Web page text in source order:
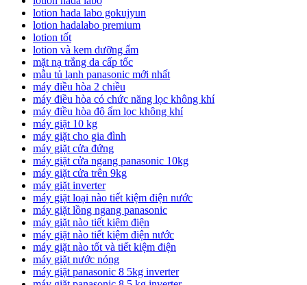
lotion hada labo gokujyun
lotion hadalabo premium
lotion tốt
lotion và kem dưỡng ẩm
mặt nạ trắng da cấp tốc
mẫu tủ lạnh panasonic mới nhất
máy điều hòa 2 chiều
máy điều hòa có chức năng lọc không khí
máy điều hòa độ ẩm lọc không khí
máy giặt 10 kg
máy giặt cho gia đình
máy giặt cửa đứng
máy giặt cửa ngang panasonic 10kg
máy giặt cửa trên 9kg
máy giặt inverter
máy giặt loại nào tiết kiệm điện nước
máy giặt lồng ngang panasonic
máy giặt nào tiết kiệm điện
máy giặt nào tiết kiệm điện nước
máy giặt nào tốt và tiết kiệm điện
máy giặt nước nóng
máy giặt panasonic 8 5kg inverter